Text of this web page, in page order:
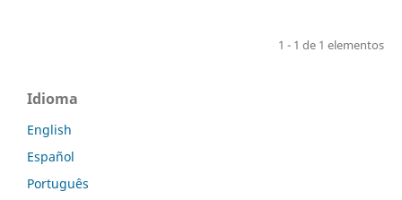
1 - 1 de 1 elementos
Idioma
English
Español
Português